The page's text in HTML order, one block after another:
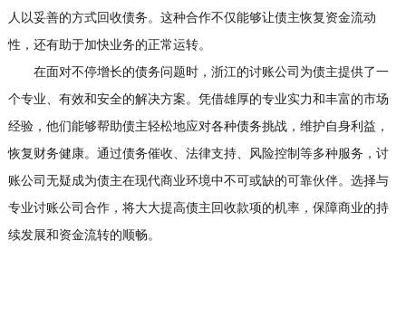
人以妥善的方式回收债务。这种合作不仅能够让债主恢复资金流动
性，还有助于加快业务的正常运转。
在面对不停增长的债务问题时，浙江的讨账公司为债主提供了一
个专业、有效和安全的解决方案。凭借雄厚的专业实力和丰富的市场
经验，他们能够帮助债主轻松地应对各种债务挑战，维护自身利益，
恢复财务健康。通过债务催收、法律支持、风险控制等多种服务，讨
账公司无疑成为债主在现代商业环境中不可或缺的可靠伙伴。选择与
专业讨账公司合作，将大大提高债主回收款项的机率，保障商业的持
续发展和资金流转的顺畅。